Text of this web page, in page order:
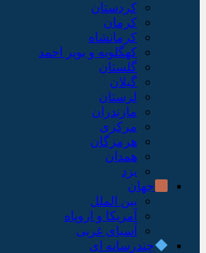
کردستان
کرمان
کرمانشاه
کهگلویه و بویر احمد
گلستان
گیلان
لرستان
مازندران
مرکزی
هرمزگان
همدان
یزد
جهان
بین الملل
آمریکا و اروپاه
آسیای غربی
چندرسانه ای